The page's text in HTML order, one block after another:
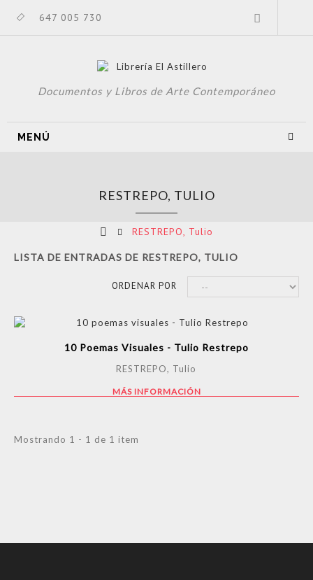
647 005 730
Documentos y Libros de Arte Contemporáneo
MENÚ
RESTREPO, TULIO
RESTREPO, Tulio
LISTA DE ENTRADAS DE RESTREPO, TULIO
ORDENAR POR
10 Poemas Visuales - Tulio Restrepo
RESTREPO, Tulio
MÁS INFORMACIÓN
Mostrando 1 - 1 de 1 item